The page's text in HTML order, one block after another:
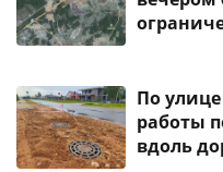
По
работы
вдоль